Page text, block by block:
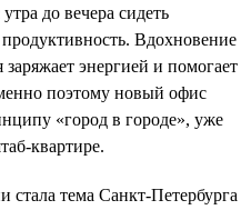
до вечера сидеть
Вдохновение
заряжает энергией и помогает
поэтому новый офис
«город в городе», уже
квартире.
тема Санкт-Петербурга